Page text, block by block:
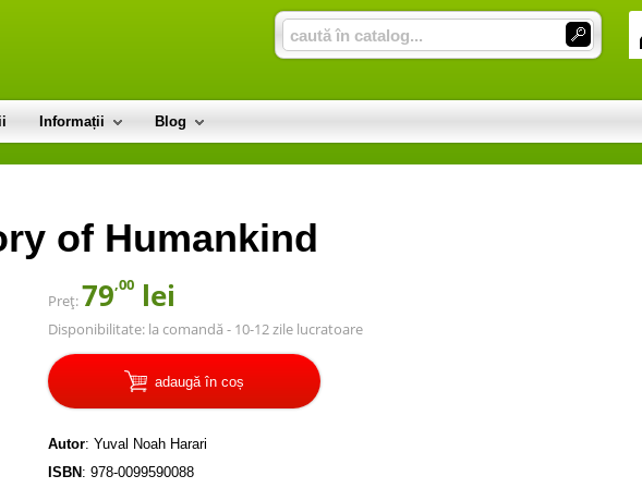
Informații Blog
of Humankind
Preț:79,00 lei
Disponibilitate: la comandă - 10-12 zile lucratoare
adaugă în coș
Autor: Yuval Noah Harari
ISBN : 978-0099590088